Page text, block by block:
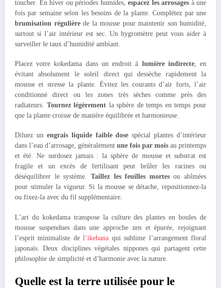
toucher. En hiver ou périodes humides, espacez les arrosages à une
fois par semaine selon les besoins de la plante. Complétez par une
brumisation régulièrede la mousse pour maintenir son humidité,
surtout si l’air intérieur est sec. Un hygromètre peut vous aider à
surveiller le taux d’humidité ambiant.
Placez votre kokedama dans un endroit à lumière indirecte, en
évitant absolument le soleil direct qui dessèche rapidement la
mousse et stresse la plante. Évitez les courants d’air forts, l’air
conditionné direct ou les zones très sèches comme près des
radiateurs. Tournez légèrement la sphère de temps en temps pour
que la plante croisse de manière équilibrée et harmonieuse.
Diluez un engrais liquide faible dose spécial plantes d’intérieur
dans l’eau d’arrosage, généralement une fois par mois au printemps
et été. Ne surdosez jamais : la sphère de mousse et substrat est
fragile et un excès de fertilisant peut brûler les racines ou
déséquilibrer le système. Taillez les feuilles mortesou abîmées
pour stimuler la vigueur. Si la mousse se détache, repositionnez-la
ou fixez-la avec du fil supplémentaire.
L’art du kokedama transpose la culture des plantes en boules de
mousse suspendues dans une approche zen et épurée, rejoignant
l’esprit minimaliste del’ikebana qui sublime l’arrangement floral
japonais. Deux disciplines végétales nippones qui partagent cette
philosophie de simplicité et d’harmonie avec la nature.
Quelle est la terre utilisée pour le